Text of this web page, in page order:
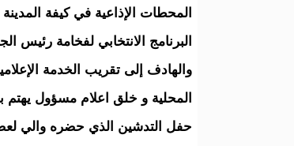
المحطات الإذاعية في كيفة
البرنامج الانتخابي لفخامة رئيس
والهادف إلى تقريب الخدمة
المحلية و خلق اعلام مسؤول يهتم
حفل التدشين الذي حضره والي